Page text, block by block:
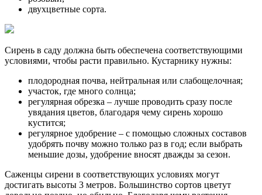
двухцветные сорта.
Сирень в саду должна быть обеспечена соответствующими
условиями, чтобы расти правильно. Кустарнику нужны:
плодородная почва, нейтральная или слабощелочная;
участок, где много солнца;
регулярная обрезка – лучше проводить сразу после
увядания цветов, благодаря чему сирень хорошо
кустится;
регулярное удобрение – с помощью сложных составов
удобрять почву можно только раз в год; если выбрать
меньшие дозы, удобрение вносят дважды за сезон.
Саженцы сирени в соответствующих условиях могут
достигать высоты 3 метров. Большинство сортов цветут